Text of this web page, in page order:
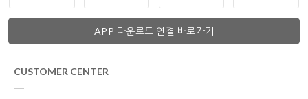
APP 다운로드 연결 바로가기
CUSTOMER CENTER